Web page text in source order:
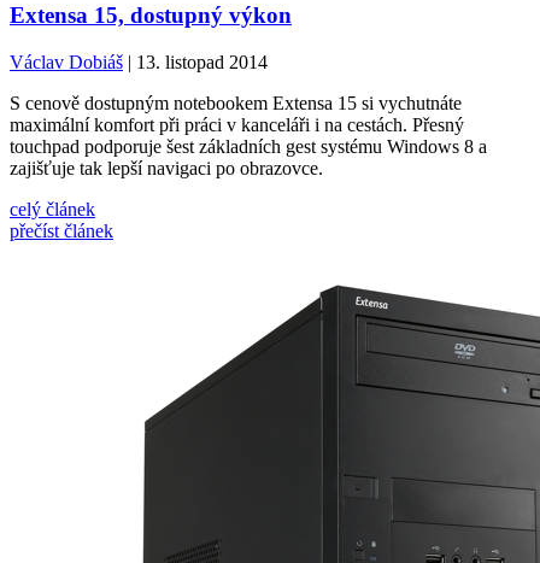
Extensa 15, dostupný výkon
Václav Dobiáš | 13. listopad 2014
S cenově dostupným notebookem Extensa 15 si vychutnáte
maximální komfort při práci v kanceláři i na cestách. Přesný
touchpad podporuje šest základních gest systému Windows 8 a
zajišťuje tak lepší navigaci po obrazovce.
celý článek
přečíst článek